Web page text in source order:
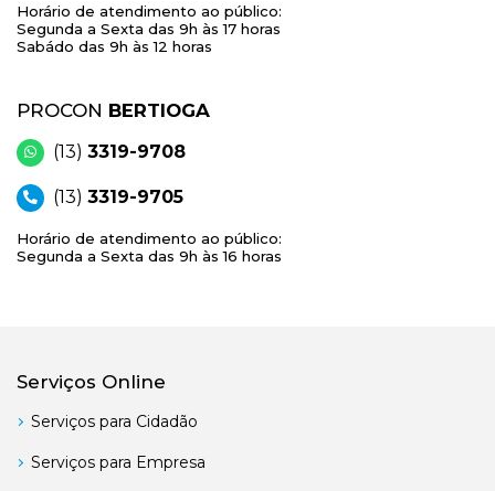
Horário de atendimento ao público:
Segunda a Sexta das 9h às 17 horas
Sabádo das 9h às 12 horas
PROCON BERTIOGA
(13) 3319-9708
(13) 3319-9705
Horário de atendimento ao público:
Segunda a Sexta das 9h às 16 horas
Serviços Online
Serviços para Cidadão
Serviços para Empresa